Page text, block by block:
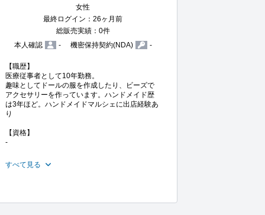
女性
最終ログイン：26ヶ月前
総販売実績：0件
本人確認
- 機密保持契約(NDA) -
【職歴】
医療従事者として10年勤務。
趣味としてドールの服を作成したり、ビーズで
アクセサリーを作っています。ハンドメイド歴
は3年ほど。ハンドメイドマルシェに出店経験あ
り
【資格】
-
すべて見る